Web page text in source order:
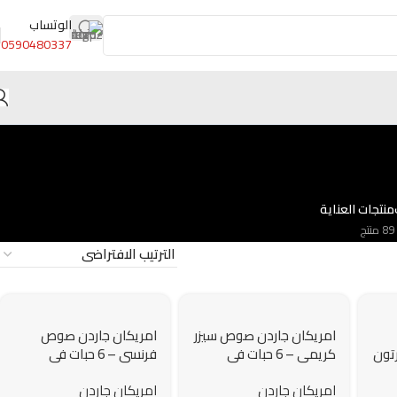
الوتساب
0590480337
منتجات العناية
89 منتج
امريكان جاردن صوص سيزر
كريمي – 6 حبات في
امريكان جاردن
امريكان جاردن صوص
فرنسي – 6 حبات في
امريكان جاردن